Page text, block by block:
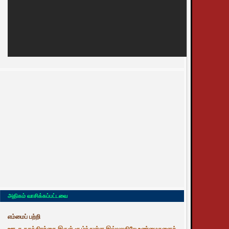
அதிகம் வாசிக்கப்பட்டவை
எம்மைப் பற்றி